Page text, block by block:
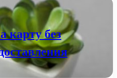
карту без